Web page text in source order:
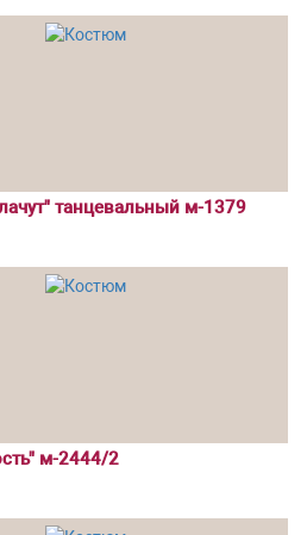
танцевальный м-1379
м-2444/2